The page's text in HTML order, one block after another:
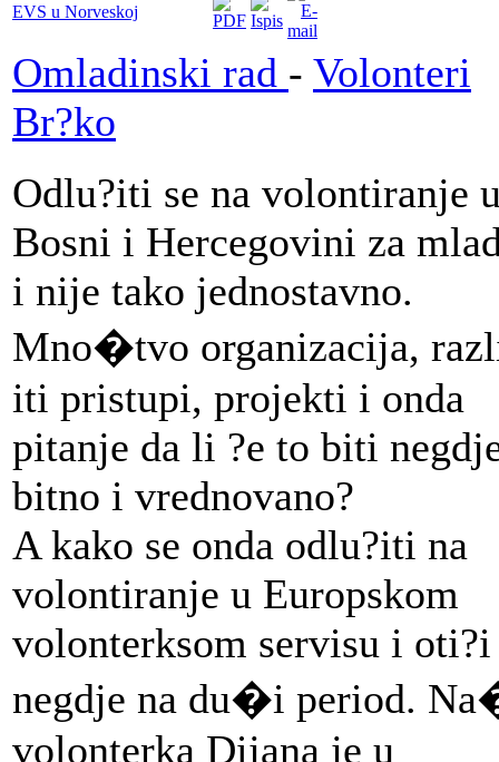
EVS u Norveskoj
Omladinski rad - Volonteri
Br?ko
Odlu?iti se na volontiranje
Bosni i Hercegovini za
i nije tako jednostavno.
Mno�tvo organizacija,
iti pristupi, projekti i onda
pitanje da li ?e to biti
bitno i vrednovano?
A kako se onda odlu?iti na
volontiranje u Europskom
volonterksom servisu i oti?i
negdje na du�i period.
volonterka Dijana je u